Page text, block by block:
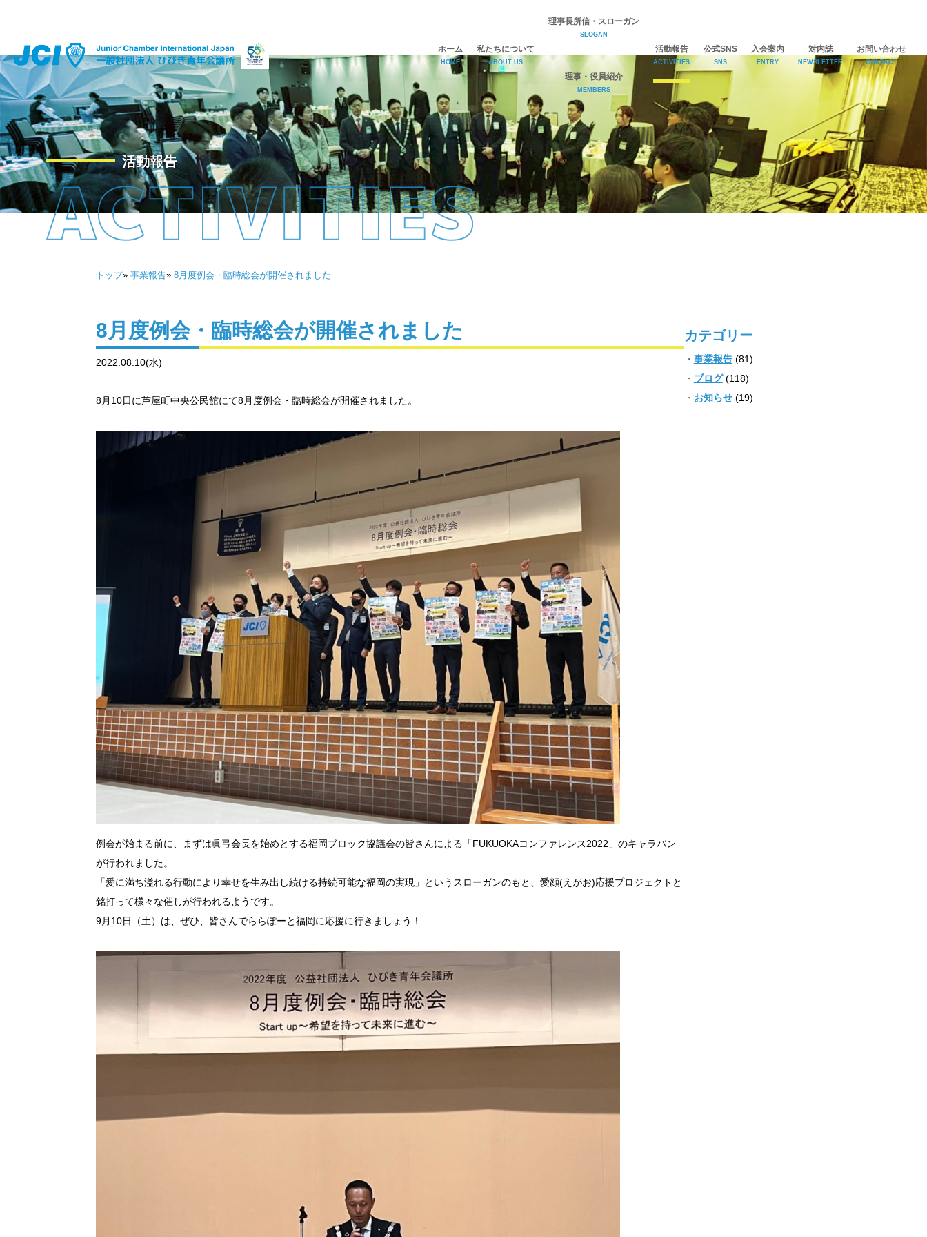
ホーム
HOME
私たちについて
ABOUT US
ひびきJCについて
理事長所信・スローガン
理事・役員紹介
理事長所信・スローガン
SLOGAN
理事・役員紹介
MEMBERS
活動報告
ACTIVITIES
公式SNS
SNS
Facebook
YouTube
入会案内
ENTRY
対内誌
NEWSLETTER
お問い合わせ
CONTACT
活動報告
トップ» 事業報告» 8月度例会・臨時総会が開催されました
8月度例会・臨時総会が開催されました
2022.08.10(水)
8月10日に芦屋町中央公民館にて8月度例会・臨時総会が開催されました。
例会が始まる前に、まずは眞弓会長を始めとする福岡ブロック協議会の皆さんによる「FUKUOKAコンファレンス2022」のキャラバン
が行われました。
「愛に満ち溢れる行動により幸せを生み出し続ける持続可能な福岡の実現」というスローガンのもと、愛顔(えがお)応援プロジェクトと
銘打って様々な催しが行われるようです。
9月10日（土）は、ぜひ、皆さんでららぽーと福岡に応援に行きましょう！
カテゴリー
事業報告(81)
ブログ(118)
お知らせ(19)